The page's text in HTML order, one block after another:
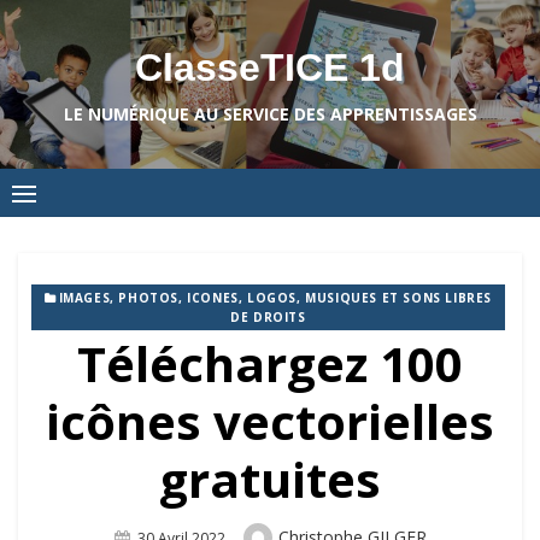
Skip
to
content
ClasseTICE 1d
LE NUMÉRIQUE AU SERVICE DES APPRENTISSAGES
IMAGES, PHOTOS, ICONES, LOGOS, MUSIQUES ET SONS LIBRES
DE DROITS
Téléchargez 100
icônes vectorielles
gratuites